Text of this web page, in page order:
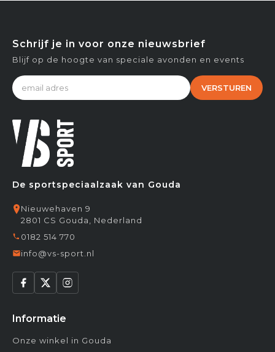
De sportspeciaalzaak van Gouda
Nieuwehaven 9
2801 CS Gouda, Nederland
0182 514 770
info@vs-sport.nl
Informatie
Onze winkel in Gouda
Schrijf je in voor onze nieuwsbrief
Blijf op de hoogte van speciale avonden en events
VERSTUREN